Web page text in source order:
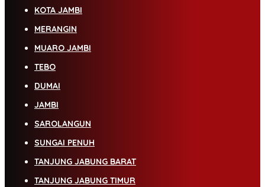
KOTA JAMBI
MERANGIN
MUARO JAMBI
TEBO
DUMAI
JAMBI
SAROLANGUN
SUNGAI PENUH
TANJUNG JABUNG BARAT
TANJUNG JABUNG TIMUR